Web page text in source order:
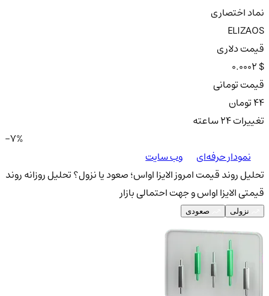
نماد اختصاری
ELIZAOS
قیمت دلاری
0.0002 $
قیمت تومانی
44 تومان
تغییرات ۲۴ ساعته
-7%
نمودار حرفه‌ای
وب سایت
تحلیل روند قیمت امروز الایزا او‌اس؛ صعود یا نزول؟تحلیل روزانه روند
قیمتی الایزا او‌اس و جهت احتمالی بازار
نزولی صعودی